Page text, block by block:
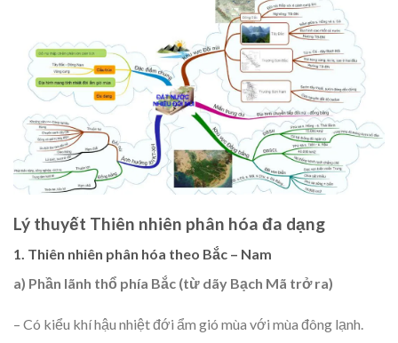
Lý thuyết Thiên nhiên phân hóa đa dạng
1. Thiên nhiên phân hóa theo Bắc – Nam
a) Phần lãnh thổ phía Bắc (từ dãy Bạch Mã trở ra)
– Có kiểu khí hậu nhiệt đới ẩm gió mùa với mùa đông lạnh.